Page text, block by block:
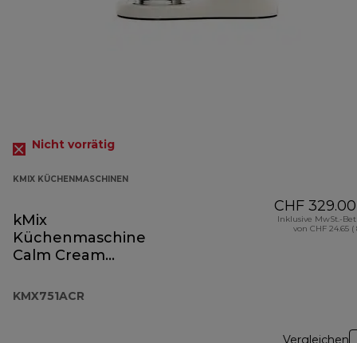
Nicht vorrätig
KMIX KÜCHENMASCHINEN
kMix
Küchenmaschine
Calm Cream
KMX751ACR
CHF 329.00
Inklusive MwSt.-
von CHF 24.65 (